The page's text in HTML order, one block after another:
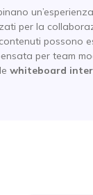
per la
possono
per team
whiteboard